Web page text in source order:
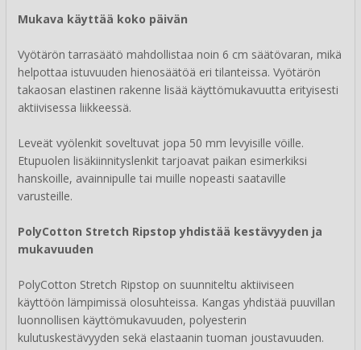
Mukava käyttää koko päivän
Vyötärön tarrasäätö mahdollistaa noin 6 cm säätövaran, mikä
helpottaa istuvuuden hienosäätöä eri tilanteissa. Vyötärön
takaosan elastinen rakenne lisää käyttömukavuutta erityisesti
aktiivisessa liikkeessä.
Leveät vyölenkit soveltuvat jopa 50 mm levyisille vöille.
Etupuolen lisäkiinnityslenkit tarjoavat paikan esimerkiksi
hanskoille, avainnipulle tai muille nopeasti saataville
varusteille.
PolyCotton Stretch Ripstop yhdistää kestävyyden ja
mukavuuden
PolyCotton Stretch Ripstop on suunniteltu aktiiviseen
käyttöön lämpimissä olosuhteissa. Kangas yhdistää puuvillan
luonnollisen käyttömukavuuden, polyesterin
kulutuskestävyyden sekä elastaanin tuoman joustavuuden.